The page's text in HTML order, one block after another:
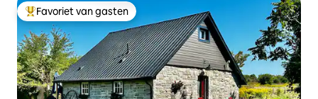
Topfavoriet van gasten
Favoriet van gasten